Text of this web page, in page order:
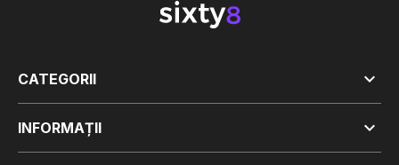
CATEGORII 
INFORMAȚII 